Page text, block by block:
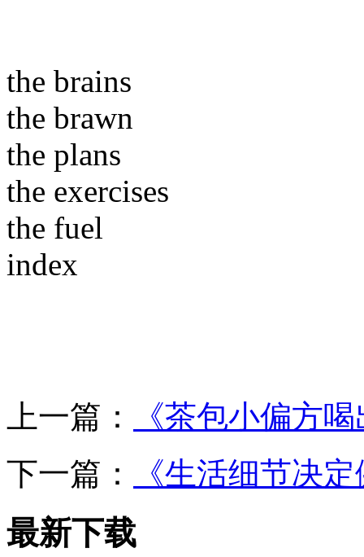
the brains
the brawn
the plans
the exercises
the fuel
index
上一篇：
《茶包小偏方
下一篇：
《生活细节决
最新下载